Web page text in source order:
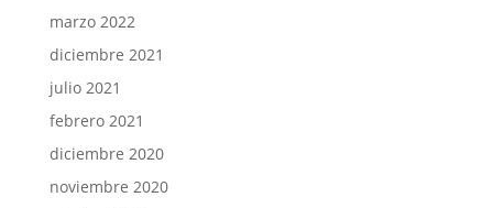
marzo 2022
diciembre 2021
julio 2021
febrero 2021
diciembre 2020
noviembre 2020